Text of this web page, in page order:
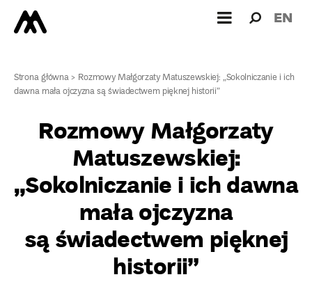
dla: EN
Strona główna> Rozmowy Małgorzaty Matuszewskiej: „Sokolniczanie i ich
dawna mała ojczyzna są świadectwem pięknej historii”
Rozmowy Małgorzaty
Matuszewskiej:
„Sokolniczanie i ich dawna
mała ojczyzna
są świadectwem pięknej
historii”